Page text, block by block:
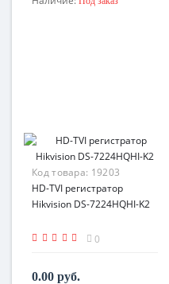
Код товара: 19203
HD-TVI регистратор
Hikvision DS-7224HQHI-K2
0
0.00 руб.